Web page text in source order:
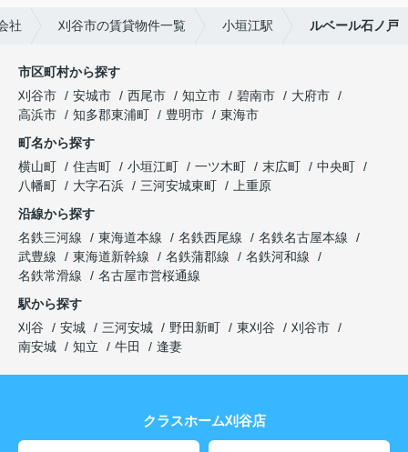
社 刈谷市の賃貸物件一覧 小垣江駅 ルベール石ノ戸
市区町村から探す
刈谷市
安城市 西尾市 知立市 碧南市
大府市
高浜市
知多郡東浦町 豊明市
東海市
町名から探す
横山町
住吉町 小垣江町 一ツ木町 末広町
中央町
八幡町
大字石浜 三河安城東町
上重原
沿線から探す
名鉄三河線
東海道本線 名鉄西尾線
名鉄名古屋本線
武豊線
東海道新幹線 名鉄蒲郡線
名鉄河和線
名鉄常滑線
名古屋市営桜通線
駅から探す
刈谷
安城 三河安城 野田新町 東刈谷
刈谷市
南安城
知立 牛田 逢妻
クラスホーム刈谷店